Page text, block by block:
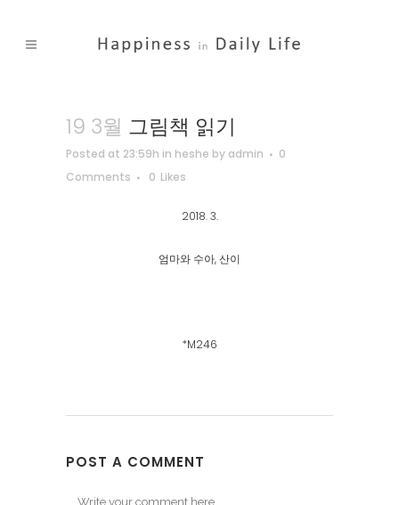
19 3월 그림책 읽기
Posted at 23:59h in heshe by admin
0
Comments
0 Likes
2018. 3.
엄마와 수아, 산이
*M246
POST A COMMENT